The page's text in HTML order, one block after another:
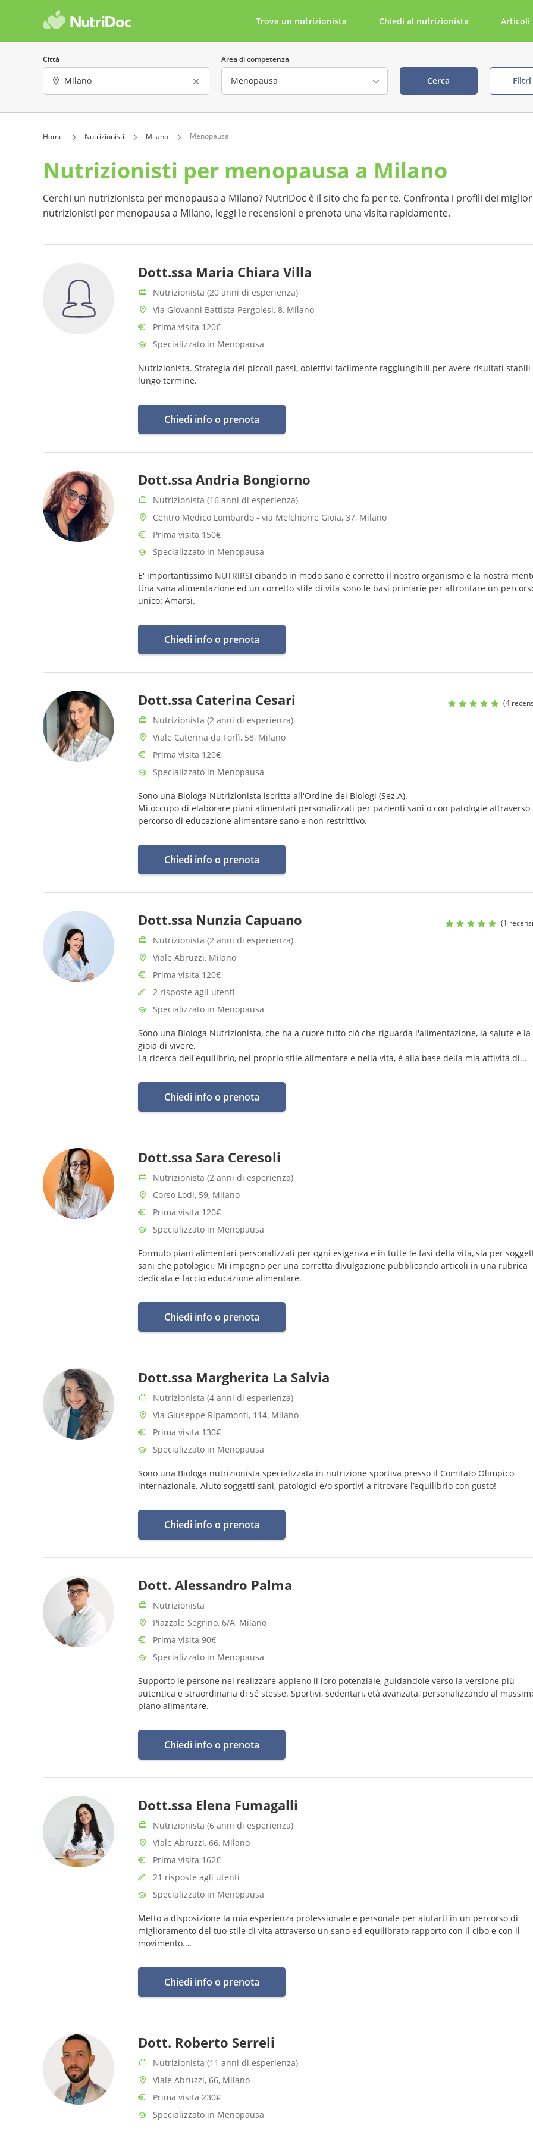
Trova un nutrizionista Chiedi al nutrizionista Articoli
Città Area di competenza
Cerca
Sesso Lingua parlata Cerca per parola chiave
Offre consulenze online
Costo della visita visibile
Ha almeno una recensione
Prenotabile tramite NutriDoc
Home Nutrizionisti Milano Menopausa
Nutrizionisti per menopausa a Milano
Cerchi un nutrizionista per menopausa a Milano? NutriDoc è il sito che fa per te. Confronta i profili dei
nutrizionisti per menopausa a Milano, leggi le recensioni e prenota una visita rapidamente.
Dott.ssa Maria Chiara Villa
Nutrizionista (20 anni di esperienza)
Via Giovanni Battista Pergolesi, 8, Milano
Prima visita 120€
Specializzato in Menopausa
Nutrizionista. Strategia dei piccoli passi, obiettivi facilmente raggiungibili per avere risultati stabili
lungo termine.
Chiedi info o prenota
Dott.ssa Andria Bongiorno
Nutrizionista (16 anni di esperienza)
Centro Medico Lombardo - via Melchiorre Gioia, 37, Milano
Prima visita 150€
Specializzato in Menopausa
E' importantissimo NUTRIRSI cibando in modo sano e corretto il nostro organismo e la nostra
Una sana alimentazione ed un corretto stile di vita sono le basi primarie per affrontare un
unico: Amarsi.
Chiedi info o prenota
Dott.ssa Caterina Cesari (4
Nutrizionista (2 anni di esperienza)
Viale Caterina da Forlì, 58, Milano
Prima visita 120€
Specializzato in Menopausa
Sono una Biologa Nutrizionista iscritta all'Ordine dei Biologi (Sez.A).
Mi occupo di elaborare piani alimentari personalizzati per pazienti sani o con patologie attraverso
percorso di educazione alimentare sano e non restrittivo.
Chiedi info o prenota
Dott.ssa Nunzia Capuano (1
Nutrizionista (2 anni di esperienza)
Viale Abruzzi, Milano
Prima visita 120€
2 risposte agli utenti
Specializzato in Menopausa
Sono una Biologa Nutrizionista, che ha a cuore tutto ciò che riguarda l'alimentazione, la salute e la
gioia di vivere.
La ricerca dell'equilibrio, nel proprio stile alimentare e nella vita, è alla base della mia attività di
Chiedi info o prenota
Dott.ssa Sara Ceresoli
Nutrizionista (2 anni di esperienza)
Corso Lodi, 59, Milano
Prima visita 120€
Specializzato in Menopausa
Formulo piani alimentari personalizzati per ogni esigenza e in tutte le fasi della vita, sia per
sani che patologici. Mi impegno per una corretta divulgazione pubblicando articoli in una rubrica
dedicata e faccio educazione alimentare.
Chiedi info o prenota
Dott.ssa Margherita La Salvia
Nutrizionista (4 anni di esperienza)
Via Giuseppe Ripamonti, 114, Milano
Prima visita 130€
Specializzato in Menopausa
Sono una Biologa nutrizionista specializzata in nutrizione sportiva presso il Comitato Olimpico
internazionale. Aiuto soggetti sani, patologici e/o sportivi a ritrovare l’equilibrio con gusto!
Chiedi info o prenota
Dott. Alessandro Palma
Nutrizionista
Piazzale Segrino, 6/A, Milano
Prima visita 90€
Specializzato in Menopausa
Supporto le persone nel realizzare appieno il loro potenziale, guidandole verso la versione più
autentica e straordinaria di sé stesse. Sportivi, sedentari, età avanzata, personalizzando al
piano alimentare.
Chiedi info o prenota
Dott.ssa Elena Fumagalli
Nutrizionista (6 anni di esperienza)
Viale Abruzzi, 66, Milano
Prima visita 162€
21 risposte agli utenti
Specializzato in Menopausa
Metto a disposizione la mia esperienza professionale e personale per aiutarti in un percorso di
miglioramento del tuo stile di vita attraverso un sano ed equilibrato rapporto con il cibo e con il
movimento.
💟
Chiedi info o prenota
Dott. Roberto Serreli
Nutrizionista (11 anni di esperienza)
Viale Abruzzi, 66, Milano
Prima visita 230€
Specializzato in Menopausa